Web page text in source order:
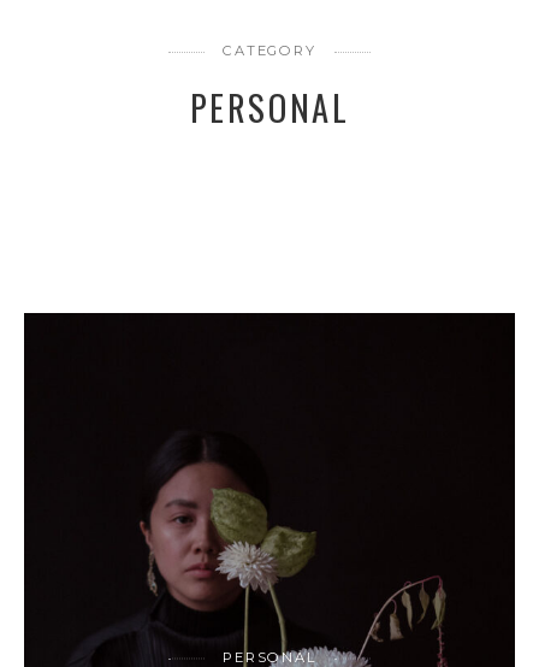
CATEGORY
PERSONAL
PERSONAL